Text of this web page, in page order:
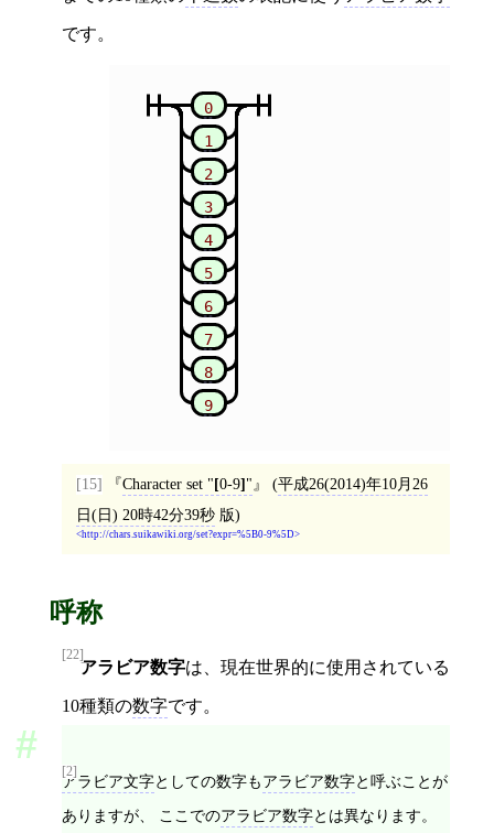
です。
0
1
2
3
4
5
6
7
8
9
[15] Character set "[0-9]" (平成26(2014)年10月26
日(日) 20時42分39秒版)
http://chars.suikawiki.org/set?expr=%5B0-9%5D
呼称
[22]
アラビア数字は、現在世界的に使用されている
10種類の数字です。
[2]
アラビア文字としての数字もアラビア数字と呼ぶことが
ありますが、 ここでのアラビア数字とは異なります。